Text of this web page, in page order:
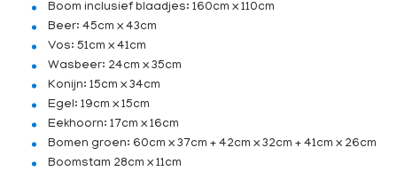
Boom inclusief blaadjes: 160cm x 110cm
Beer: 45cm x 43cm
Vos: 51cm x 41cm
Wasbeer: 24cm x 35cm
Konijn: 15cm x 34cm
Egel: 19cm x 15cm
Eekhoorn: 17cm x 16cm
Bomen groen: 60cm x 37cm + 42cm x 32cm + 41cm x 26cm
Boomstam 28cm x 11cm